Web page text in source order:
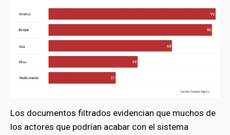
Los documentos filtrados evidencian que muchos de
los actores que podrían acabar con el sistema